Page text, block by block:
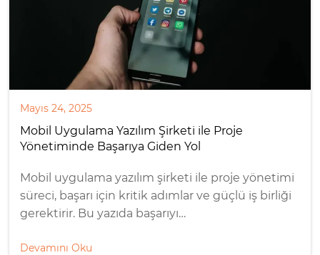
Mayıs 24, 2025
Mobil Uygulama Yazılım Şirketi ile Proje
Yönetiminde Başarıya Giden Yol
Mobil uygulama yazılım şirketi ile proje yönetimi
süreci, başarı için kritik adımlar ve güçlü iş birliği
gerektirir. Bu yazıda başarıyı…
Devamını Oku